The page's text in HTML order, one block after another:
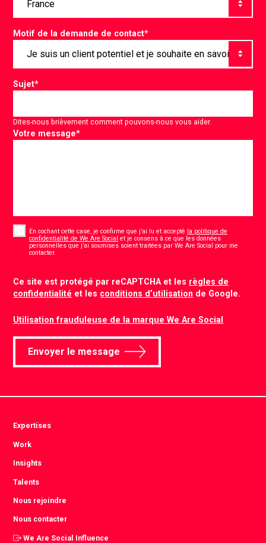
Motif de la demande de contact*
Sujet*
Dites-nous brièvement comment pouvons-nous vous aider.
Votre message*
En cochant cette case, je confirme que j’ai lu et accepté la politique de
confidentialité de We Are Social et je consens à ce que les données
personnelles que j’ai soumises soient traitées par We Are Social pour me
contacter.
Ce site est protégé par reCAPTCHA et les règles de
confidentialité et les conditions d’utilisation de Google.
Utilisation frauduleuse de la marque We Are Social
Envoyer le message
Expertises
Work
Insights
Talents
Nous rejoindre
Nous contacter
We Are Social Influence